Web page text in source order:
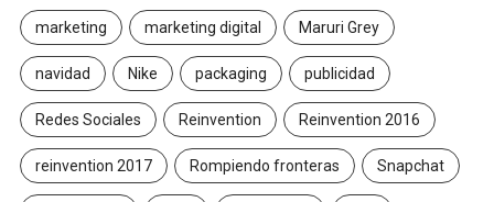
marketing marketing digital Maruri Grey
navidad Nike packaging publicidad
Redes Sociales Reinvention Reinvention 2016
reinvention 2017 Rompiendo fronteras Snapchat